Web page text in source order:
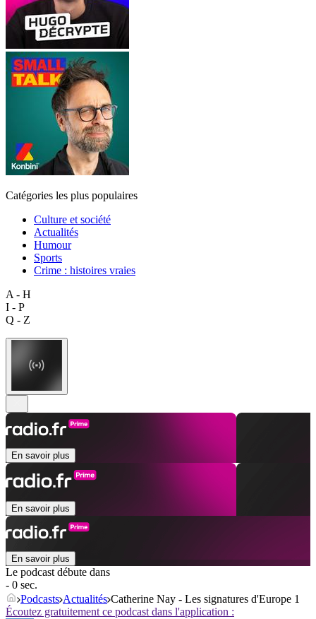
Catégories les plus populaires
Culture et société
Actualités
Humour
Sports
Crime : histoires vraies
A - H
I - P
Q - Z
En savoir plus
En savoir plus
En savoir plus
Le podcast débute dans
- 0 sec.
Podcasts Actualités Catherine Nay - Les signatures d'Europe 1
Écoutez gratuitement ce podcast dans l'application :